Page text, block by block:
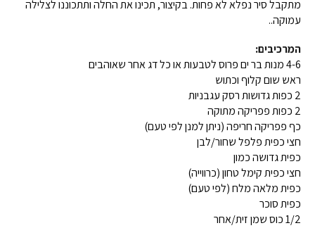
מתקבל סיר נפלא לא פחות. בקיצור, תכינו את החלה ותתכוננו לצלילה
עמוקה..
המרכיבים:
4-6 מנות בר ים פרוס לטבעות או כל דג אחר שאוהבים
ראש שום קלוף וכתוש
2 כפות גדושות רסק עגבניות
2 כפות פפריקה מתוקה
כף פפריקה חריפה (ניתן למנן לפי טעם)
חצי כפית פלפל שחור/לבן
כפית גדושה כמון
חצי כפית קימל טחון (כרווייה)
כפית מלאה מלח (לפי טעם)
כפית סוכר
1/2 כוס שמן זית/אחר